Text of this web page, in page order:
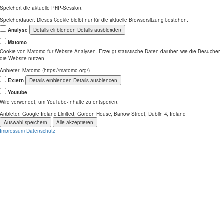
Speichert die aktuelle PHP-Session.
Speicherdauer: Dieses Cookie bleibt nur für die aktuelle Browsersitzung bestehen.
Analyse
Details einblenden Details ausblenden
Matomo
Cookie von Matomo für Website-Analysen. Erzeugt statistische Daten darüber, wie die Besucher
die Website nutzen.
Anbieter: Matomo (https://matomo.org/)
Extern
Details einblenden Details ausblenden
Youtube
Wird verwendet, um YouTube-Inhalte zu entsperren.
Anbieter: Google Ireland Limited, Gordon House, Barrow Street, Dublin 4, Ireland
Auswahl speichern
Alle akzeptieren
Impressum Datenschutz